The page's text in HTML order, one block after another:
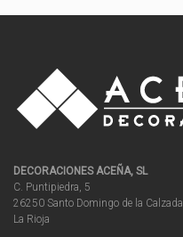
DECORACIONES ACEÑA, SL
C. Puntipiedra, 5
26250 Santo Domingo de la Calzada
La Rioja